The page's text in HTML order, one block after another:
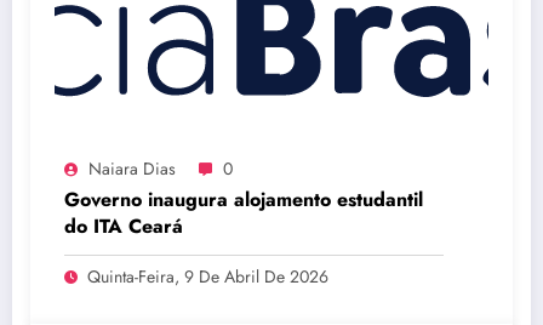
Naiara Dias 0
Governo inaugura alojamento estudantil
do ITA Ceará
Quinta-Feira, 9 De Abril De 2026